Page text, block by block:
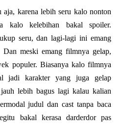
aja, karena lebih seru kalo nonton
kalo kelebihan bakal spoiler.
seru, dan lagi-lagi ini emang
meski emang filmnya gelap,
populer. Biasanya kalo filmnya
jadi karakter yang juga gelap
lebih bagus lagi kalau kalian
judul dan cast tanpa baca
bakal kerasa darderdor pas